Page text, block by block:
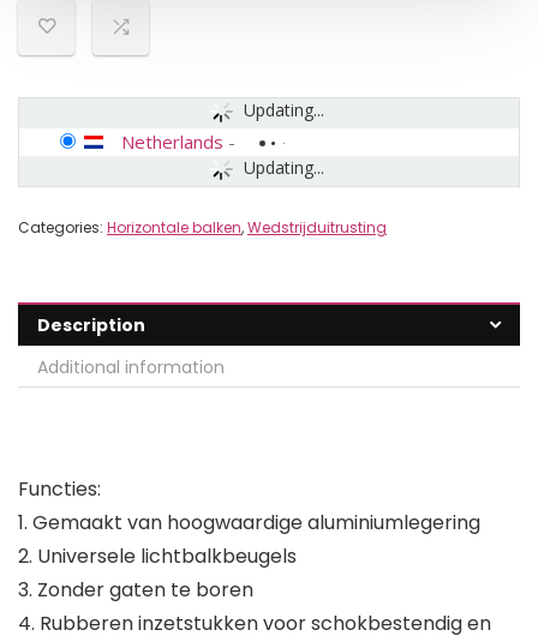
Updating...
Updating...
Netherlands -
Categories: Horizontale balken,Wedstrijduitrusting
Description
Additional information
Functies:
1. Gemaakt van hoogwaardige aluminiumlegering
2. Universele lichtbalkbeugels
3. Zonder gaten te boren
4. Rubberen inzetstukken voor schokbestendig en